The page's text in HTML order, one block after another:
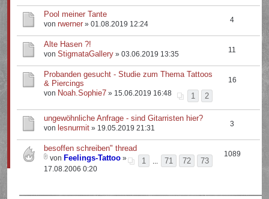
Pool meiner Tante
vonrwerner » 01.08.2019 12:24 4
Alte Hasen ?!
vonStigmataGallery » 03.06.2019 13:35 11
Probanden gesucht - Studie zum Thema Tattoos
& Piercings
1
2
von Noah.Sophie7 » 15.06.2019 16:48
16
ungewöhnliche Anfrage - sind Gitarristen hier?
von lesnurmit » 19.05.2019 21:31 3
besoffen schreiben" thread
1
71 72 73
von Feelings-Tattoo »
17.08.2006 0:20
1089